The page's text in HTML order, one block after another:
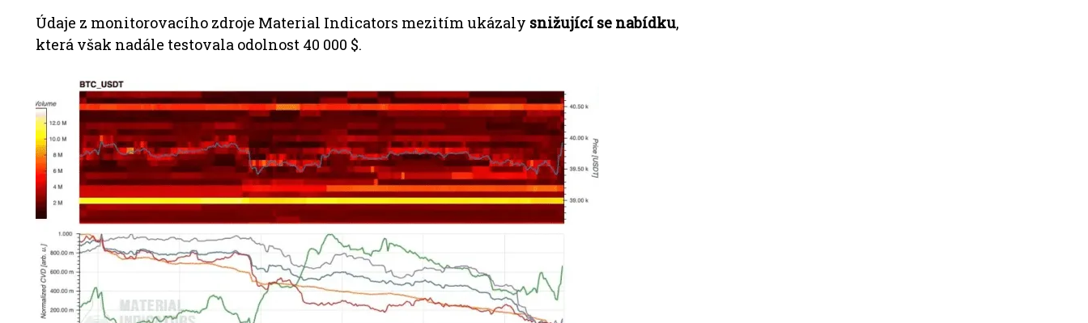
Údaje z monitorovacího zdroje Material Indicators mezitím ukázaly snižující se nabídku,
která však nadále testovala odolnost 40 000 $.